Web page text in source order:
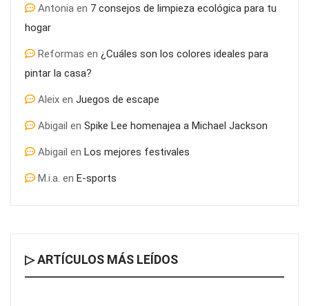
¿Por qué es importante el mantenimiento informático en
Antonia en 7 consejos de limpieza ecológica para tu
hogar
Reformas en ¿Cuáles son los colores ideales para
pintar la casa?
Aleix en Juegos de escape
Abigail en Spike Lee homenajea a Michael Jackson
Abigail en Los mejores festivales
M.i.a. en E-sports
▷ ARTÍCULOS MÁS LEÍDOS